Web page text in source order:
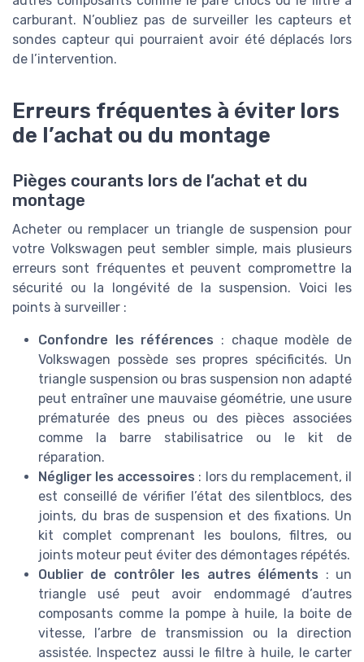
carburant. N’oubliez pas de surveiller les capteurs et
sondes capteur qui pourraient avoir été déplacés lors
de l’intervention.
Erreurs fréquentes à éviter lors
de l’achat ou du montage
Pièges courants lors de l’achat et du
montage
Acheter ou remplacer un triangle de suspension pour
votre Volkswagen peut sembler simple, mais plusieurs
erreurs sont fréquentes et peuvent compromettre la
sécurité ou la longévité de la suspension. Voici les
points à surveiller :
Confondre les références : chaque modèle de
Volkswagen possède ses propres spécificités. Un
triangle suspension ou bras suspension non adapté
peut entraîner une mauvaise géométrie, une usure
prématurée des pneus ou des pièces associées
comme la barre stabilisatrice ou le kit de
réparation.
Négliger les accessoires : lors du remplacement, il
est conseillé de vérifier l’état des silentblocs, des
joints, du bras de suspension et des fixations. Un
kit complet comprenant les boulons, filtres, ou
joints moteur peut éviter des démontages répétés.
Oublier de contrôler les autres éléments : un
triangle usé peut avoir endommagé d’autres
composants comme la pompe à huile, la boite de
vitesse, l’arbre de transmission ou la direction
assistée. Inspectez aussi le filtre à huile, le carter